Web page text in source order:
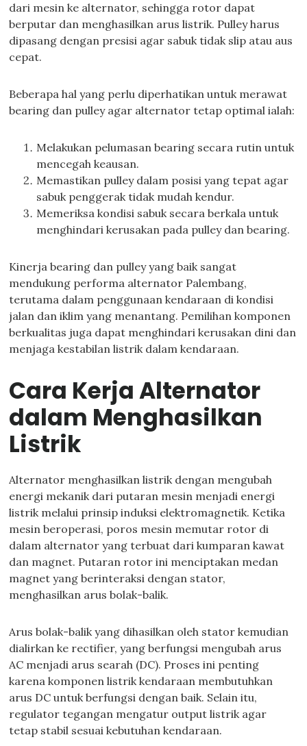
dari mesin ke alternator, sehingga rotor dapat
berputar dan menghasilkan arus listrik. Pulley harus
dipasang dengan presisi agar sabuk tidak slip atau aus
cepat.
Beberapa hal yang perlu diperhatikan untuk merawat
bearing dan pulley agar alternator tetap optimal ialah:
Melakukan pelumasan bearing secara rutin untuk
mencegah keausan.
Memastikan pulley dalam posisi yang tepat agar
sabuk penggerak tidak mudah kendur.
Memeriksa kondisi sabuk secara berkala untuk
menghindari kerusakan pada pulley dan bearing.
Kinerja bearing dan pulley yang baik sangat
mendukung performa alternator Palembang,
terutama dalam penggunaan kendaraan di kondisi
jalan dan iklim yang menantang. Pemilihan komponen
berkualitas juga dapat menghindari kerusakan dini dan
menjaga kestabilan listrik dalam kendaraan.
Cara Kerja Alternator
dalam Menghasilkan
Listrik
Alternator menghasilkan listrik dengan mengubah
energi mekanik dari putaran mesin menjadi energi
listrik melalui prinsip induksi elektromagnetik. Ketika
mesin beroperasi, poros mesin memutar rotor di
dalam alternator yang terbuat dari kumparan kawat
dan magnet. Putaran rotor ini menciptakan medan
magnet yang berinteraksi dengan stator,
menghasilkan arus bolak-balik.
Arus bolak-balik yang dihasilkan oleh stator kemudian
dialirkan ke rectifier, yang berfungsi mengubah arus
AC menjadi arus searah (DC). Proses ini penting
karena komponen listrik kendaraan membutuhkan
arus DC untuk berfungsi dengan baik. Selain itu,
regulator tegangan mengatur output listrik agar
tetap stabil sesuai kebutuhan kendaraan.